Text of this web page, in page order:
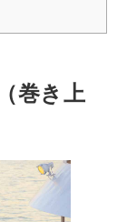
巻き上